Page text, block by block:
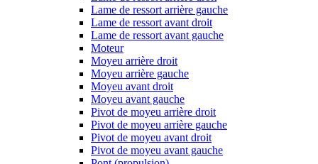
Lame de ressort arrière gauche
Lame de ressort avant droit
Lame de ressort avant gauche
Moteur
Moyeu arrière droit
Moyeu arrière gauche
Moyeu avant droit
Moyeu avant gauche
Pivot de moyeu arrière droit
Pivot de moyeu arrière gauche
Pivot de moyeu avant droit
Pivot de moyeu avant gauche